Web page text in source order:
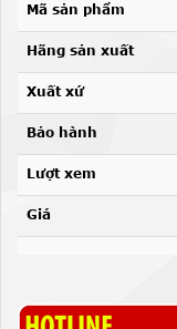
Mã sản phẩm
Hãng sản xuất
Xuất xứ
Bảo hành
Lượt xem
Giá